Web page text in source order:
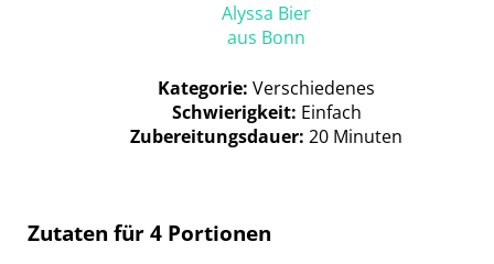
Alyssa Bier
aus Bonn
Kategorie: Verschiedenes
Schwierigkeit: Einfach
Zubereitungsdauer: 20 Minuten
Zutaten für 4 Portionen